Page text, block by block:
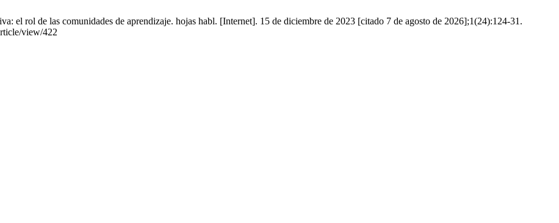
el rol de las comunidades de aprendizaje. hojas habl. [Internet]. 15 de diciembre de 2023 [citado 7 de agosto de 2026];1(24):124-31.
view/422